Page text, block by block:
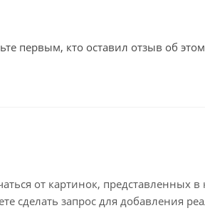
первым, кто оставил отзыв об
от картинок, представленных в
сделать запрос для добавления